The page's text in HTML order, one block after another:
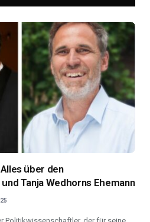
über den
Tanja Wedhorns Ehemann